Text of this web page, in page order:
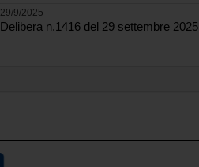
29/9/2025
Delibera n.1416 del 29 settembre 2025